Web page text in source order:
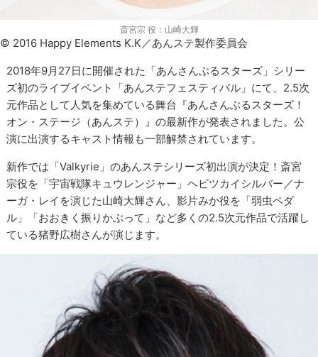
斎宮宗 役：山崎大輝
© 2016 Happy Elements K.K／あんステ製作委員会
2018年9月27日に開催された「あんさんぶるスターズ」シリー
ズ初のライブイベント「あんステフェスティバル」にて、2.5次
元作品として人気を集めている舞台『あんさんぶるスターズ！
オン・ステージ（あんステ）』の最新作が発表されました。公
演に出演するキャスト情報も一部解禁されています。
新作では「Valkyrie」のあんステシリーズ初出演が決定！斎宮
宗役を「宇宙戦隊キュウレンジャー」ヘビツカイシルバー／ナ
ーガ・レイを演じた山崎大輝さん、影片みか役を「弱虫ペダ
ル」「おおきく振りかぶって」など多くの2.5次元作品で活躍し
ている猪野広樹さんが演じます。